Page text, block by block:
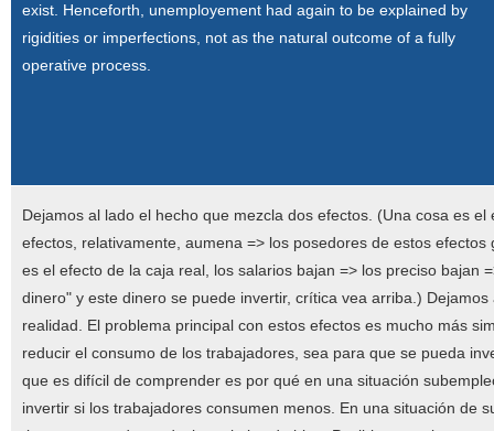
exist. Henceforth, unemployement had again to be explained by
rigidities or imperfections, not as the natural outcome of a fully
operative process.
Dejamos al lado el hecho que mezcla dos efectos. (Una cosa es
efectos, relativamente, aumena => los posedores de estos
es el efecto de la caja real, los salarios bajan => los preciso bajan
dinero" y este dinero se puede invertir, crítica vea arriba.)
realidad. El problema principal con estos efectos es mucho más
reducir el consumo de los trabajadores, sea para que se pueda
que es difícil de comprender es por qué en una situación
invertir si los trabajadores consumen menos. En una situación de